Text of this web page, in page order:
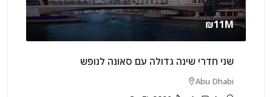
₪11M
שני חדרי שינה גדולה עם סאונה לנופש
Abu Dhabi